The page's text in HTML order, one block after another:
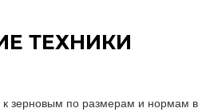
ТЕХНИКИ
к зерновым по размерам и нормам